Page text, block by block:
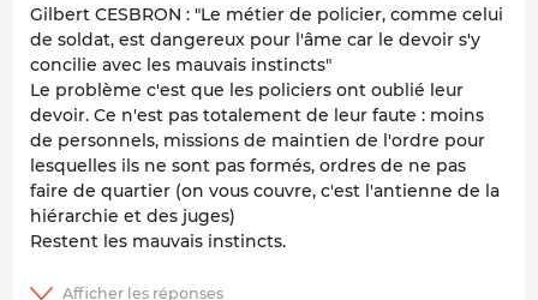
Gilbert CESBRON : "Le métier de policier, comme celui
de soldat, est dangereux pour l'âme car le devoir s'y
concilie avec les mauvais instincts"
Le problème c'est que les policiers ont oublié leur
devoir. Ce n'est pas totalement de leur faute : moins
de personnels, missions de maintien de l'ordre pour
lesquelles ils ne sont pas formés, ordres de ne pas
faire de quartier (on vous couvre, c'est l'antienne de la
hiérarchie et des juges)
Restent les mauvais instincts.